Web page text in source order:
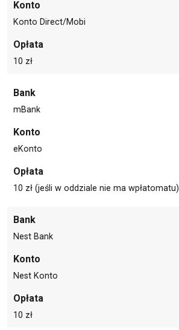
Konto
Konto Direct/Mobi
Opłata
10 zł
Bank
mBank
Konto
eKonto
Opłata
10 zł (jeśli w oddziale nie ma wpłatomatu)
Bank
Nest Bank
Konto
Nest Konto
Opłata
10 zł